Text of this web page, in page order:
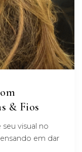
& Fios
visual no
em dar